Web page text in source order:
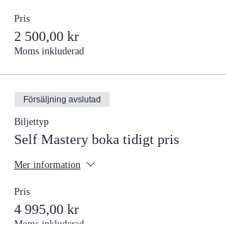
Pris
2 500,00 kr
Moms inkluderad
Försäljning avslutad
Biljettyp
Self Mastery boka tidigt pris
Mer information
Pris
4 995,00 kr
Moms inkluderad